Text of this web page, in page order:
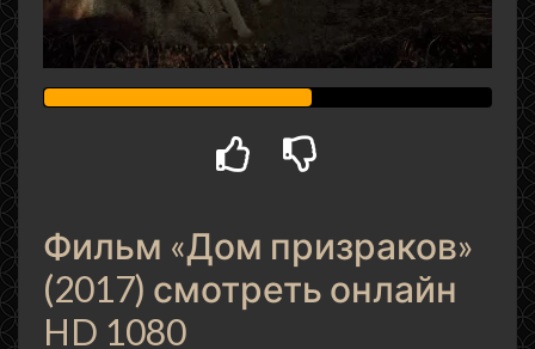
Фильм «Дом призраков»
(2017) смотреть онлайн
HD 1080